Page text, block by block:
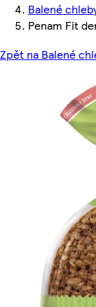
Balené
Penam Fit
Zpět na Balené